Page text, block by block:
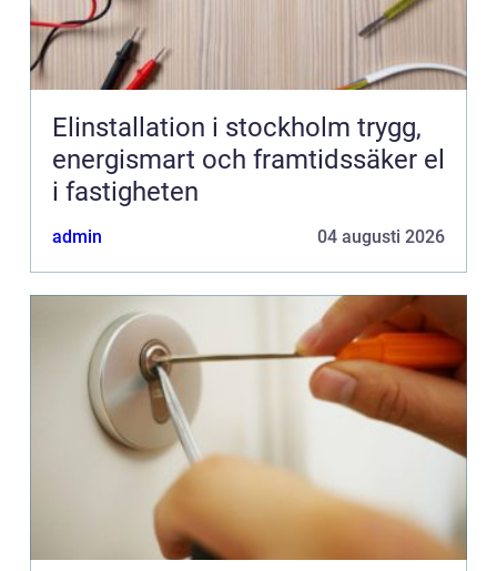
Elinstallation i stockholm trygg,
energismart och framtidssäker el
i fastigheten
admin 04 augusti 2026